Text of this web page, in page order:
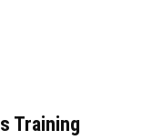
Training